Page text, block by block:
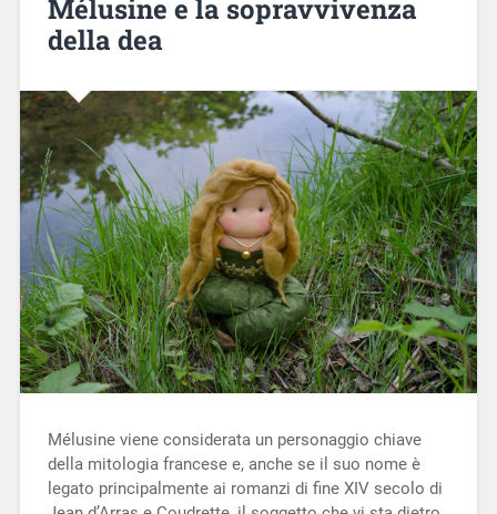
Mélusine e la sopravvivenza
della dea
Mélusine viene considerata un personaggio chiave
della mitologia francese e, anche se il suo nome è
legato principalmente ai romanzi di fine XIV secolo di